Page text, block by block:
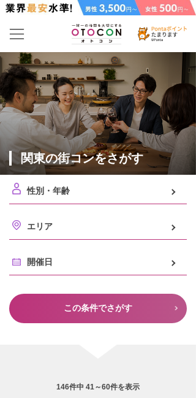
関東の街コンをさがす
性別・年齢
エリア
開催日
この条件でさがす
146件中 41～60件を表示